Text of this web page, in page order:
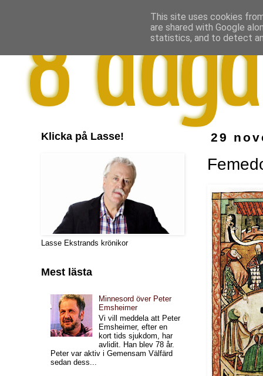
29
Klicka på Lasse!
Lasse Ekstrands krönikor
Mest lästa
Minnesord över Peter
Emsheimer
Vi vill meddela att Peter
Emsheimer, efter en
kort tids sjukdom, har
avlidit. Han blev 78 år.
Peter var aktiv i Gemensam Välfärd
sedan dess...
This site uses cookies
are shared with Google
statistics, and to detect